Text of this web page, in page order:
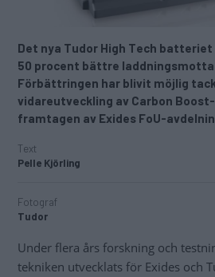
Det nya Tudor High Tech
50 procent bättre
Förbättringen har blivit möjlig
vidareutveckling av Carbon
framtagen av Exides FoU-
Text
Pelle Kjörling
Fotograf
Tudor
Under flera års forskning och
tekniken utvecklats för Exides och